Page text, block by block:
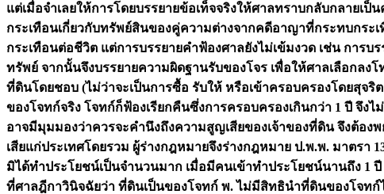
แต่เมื่อจำเลยให้การโดยบรรยายข้อเท็จจริงให้ศาลทราบกลับกลาย
กระเทือนเกี่ยวกับทรัพย์สินของคู่ความต่างจากคดีอาญาที่กระทบกร
กระเทือนต่อชีวิต แต่การบรรยายคำฟ้องศาลยังไม่เข้มงวด เช่น การ
ทรัพย์ จากนั้นจึงบรรยายความผิดฐานรับของโจร เพื่อให้ศาลเลือกลง
ที่ดินโดยชอบ (ไม่ว่าจะเป็นการซื้อ รับให้ หรือเข้าครอบครองโดยสุจริ
ของโจทก์จริง โจทก์ก็ฟ้องเรียกคืนซึ่งการครอบครองเกินกว่า 1 ปี จึ
อาจมีมุมมองว่าควรจะคำนึงถึงความสูญเสียของเจ้าของที่ดิน จึงต้อง
เสียแก่ประเทศโดยรวม ผู้ร่างกฎหมายจึงร่างกฎหมาย ป.พ.พ. มาตร
มิได้ทำประโยชน์เป็นจำนวนมาก เมื่อมีคนเข้าทำประโยชน์นานถึง 1
ที่ศาลฎีกาวินิจฉัยว่า ที่ดินเป็นของโจทก์ พ. ไม่มีสิทธินำที่ดินของโจท